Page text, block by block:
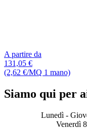
A partire da
131,05 €
(2,62 €/MQ 1 mano)
Siamo qui per
Lunedì -
Venerdì